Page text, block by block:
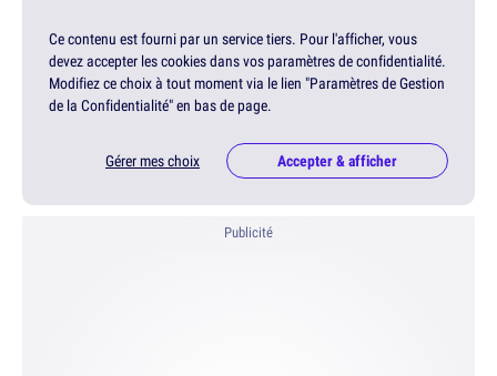
Ce contenu est fourni par un service tiers. Pour l'afficher, vous
devez accepter les cookies dans vos paramètres de confidentialité.
Modifiez ce choix à tout moment via le lien "Paramètres de Gestion
de la Confidentialité" en bas de page.
Gérer mes choix Accepter & afficher
Publicité